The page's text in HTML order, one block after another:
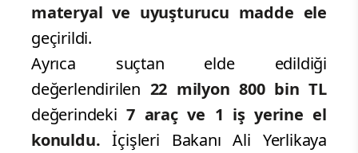
materyal ve uyuşturucu madde ele
geçirildi.
Ayrıca suçtan elde edildiği
değerlendirilen 22 milyon 800 bin TL
değerindeki7 araç ve 1 iş yerine el
konuldu.İçişleri Bakanı Ali Yerlikaya